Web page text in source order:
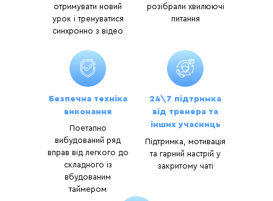
отримувати новий
урок і тренуватися
синхронно з відео
розібрали хвилюючі
питання
Безпечна техніка
виконання
Поетапно
вибудований ряд
вправ від легкого до
складного із
вбудованим
таймером
24\7 підтримка
від тренера та
інших учасниць
Підтримка, мотивація
та гарний настрій у
закритому чаті